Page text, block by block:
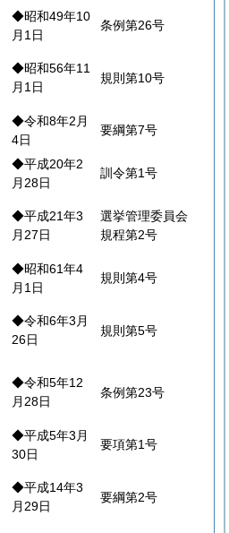
◆昭和49年10
月1日
条例第26号
◆昭和56年11
月1日
規則第10号
◆令和8年2月
4日
要綱第7号
◆平成20年2
月28日
訓令第1号
◆平成21年3
月27日
選挙管理委員会
規程第2号
◆昭和61年4
月1日
規則第4号
◆令和6年3月
26日
規則第5号
◆令和5年12
月28日
条例第23号
◆平成5年3月
30日
要項第1号
◆平成14年3
月29日
要綱第2号